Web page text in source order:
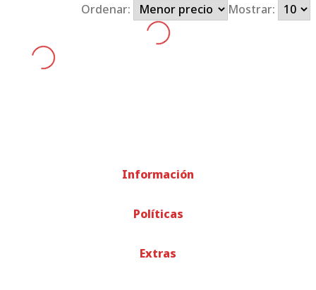
Ordenar: Mostrar:
Información
Políticas
Extras